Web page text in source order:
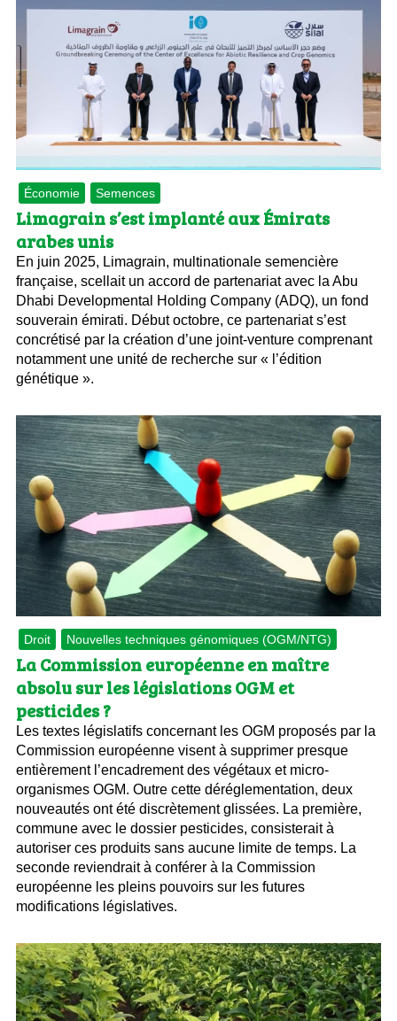
Économie Semences
Limagrain s’est implanté aux Émirats
arabes unis
En juin 2025, Limagrain, multinationale semencière
française, scellait un accord de partenariat avec la Abu
Dhabi Developmental Holding Company (ADQ), un fond
souverain émirati. Début octobre, ce partenariat s’est
concrétisé par la création d’une joint-venture comprenant
notamment une unité de recherche sur « l’édition
génétique ».
Droit Nouvelles techniques génomiques (OGM/NTG)
La Commission européenne en maître
absolu sur les législations OGM et
pesticides ?
Les textes législatifs concernant les OGM proposés par la
Commission européenne visent à supprimer presque
entièrement l’encadrement des végétaux et micro-
organismes OGM. Outre cette déréglementation, deux
nouveautés ont été discrètement glissées. La première,
commune avec le dossier pesticides, consisterait à
autoriser ces produits sans aucune limite de temps. La
seconde reviendrait à conférer à la Commission
européenne les pleins pouvoirs sur les futures
modifications législatives.